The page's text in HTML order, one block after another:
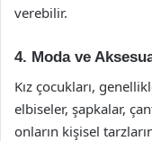
verebilir.
4. Moda ve
Kız çocukları,
elbiseler, şapkalar,
onların kişisel